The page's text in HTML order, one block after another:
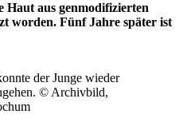
Haut aus genmodifizierten
worden. Fünf Jahre später ist
der Junge wieder
© Archivbild,